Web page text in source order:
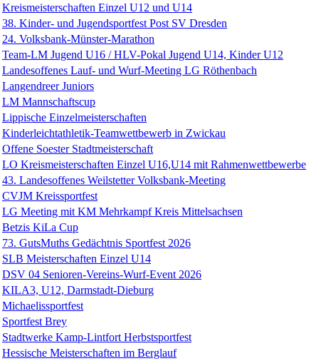
Kreismeisterschaften Einzel U12 und U14
38. Kinder- und Jugendsportfest Post SV Dresden
24. Volksbank-Münster-Marathon
Team-LM Jugend U16 / HLV-Pokal Jugend U14, Kinder U12
Landesoffenes Lauf- und Wurf-Meeting LG Röthenbach
Langendreer Juniors
LM Mannschaftscup
Lippische Einzelmeisterschaften
Kinderleichtathletik-Teamwettbewerb in Zwickau
Offene Soester Stadtmeisterschaft
LO Kreismeisterschaften Einzel U16,U14 mit Rahmenwettbewerbe
43. Landesoffenes Weilstetter Volksbank-Meeting
CVJM Kreissportfest
LG Meeting mit KM Mehrkampf Kreis Mittelsachsen
Betzis KiLa Cup
73. GutsMuths Gedächtnis Sportfest 2026
SLB Meisterschaften Einzel U14
DSV 04 Senioren-Vereins-Wurf-Event 2026
KILA3, U12, Darmstadt-Dieburg
Michaelissportfest
Sportfest Brey
Stadtwerke Kamp-Lintfort Herbstsportfest
Hessische Meisterschaften im Berglauf